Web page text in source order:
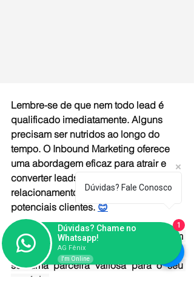
Lembre-se de que nem todo lead é
qualificado imediatamente. Alguns
precisam ser nutridos ao longo do
tempo. O Inbound Marketing oferece
uma abordagem eficaz para atrair e
converter leads, construindo
relacionamentos duradouros com seus
potenciais clientes. 😊
A AG Fênix é especializada em
estratégias de marketing digital e pode
ser uma parceira valiosa para o seu
negócio.
Dúvidas? Fale Conosco
Dúvidas? Chame no
Whatsapp!
AG Fênix
I'm Online
1